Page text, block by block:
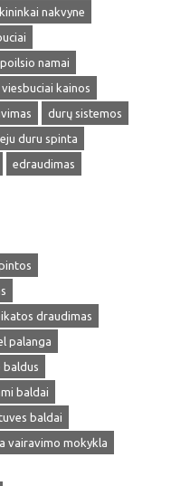
nakvyne
namai
kainos
durų sistemos
duru spinta
edraudimas
draudimas
palanga
baldus
baldai
baldai
vairavimo mokykla